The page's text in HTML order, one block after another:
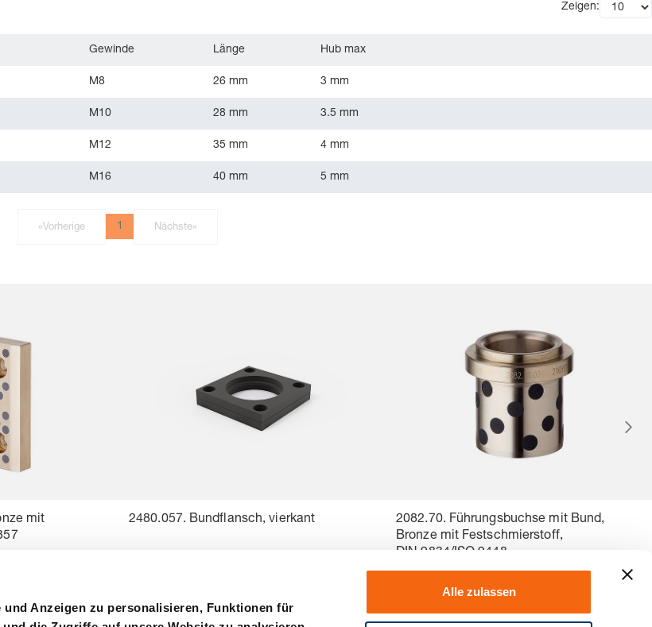
Anzeigen zu personalisieren, Funktionen für
Alle zulassen
Zeigen:
Gewinde Länge Hub max
M8 26 mm 3 mm
M10 28 mm 3.5 mm
M12 35 mm 4 mm
M16 40 mm 5 mm
«Vorherige 1 Nächste»
mit
2480.057. Bundflansch, vierkant
2082.70. Führungsbuchse mit Bund,
Bronze mit Festschmierstoff,
DIN 9834/ISO 9448